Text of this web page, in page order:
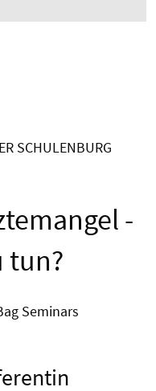
SCHULENBURG
-
tun?
Seminars